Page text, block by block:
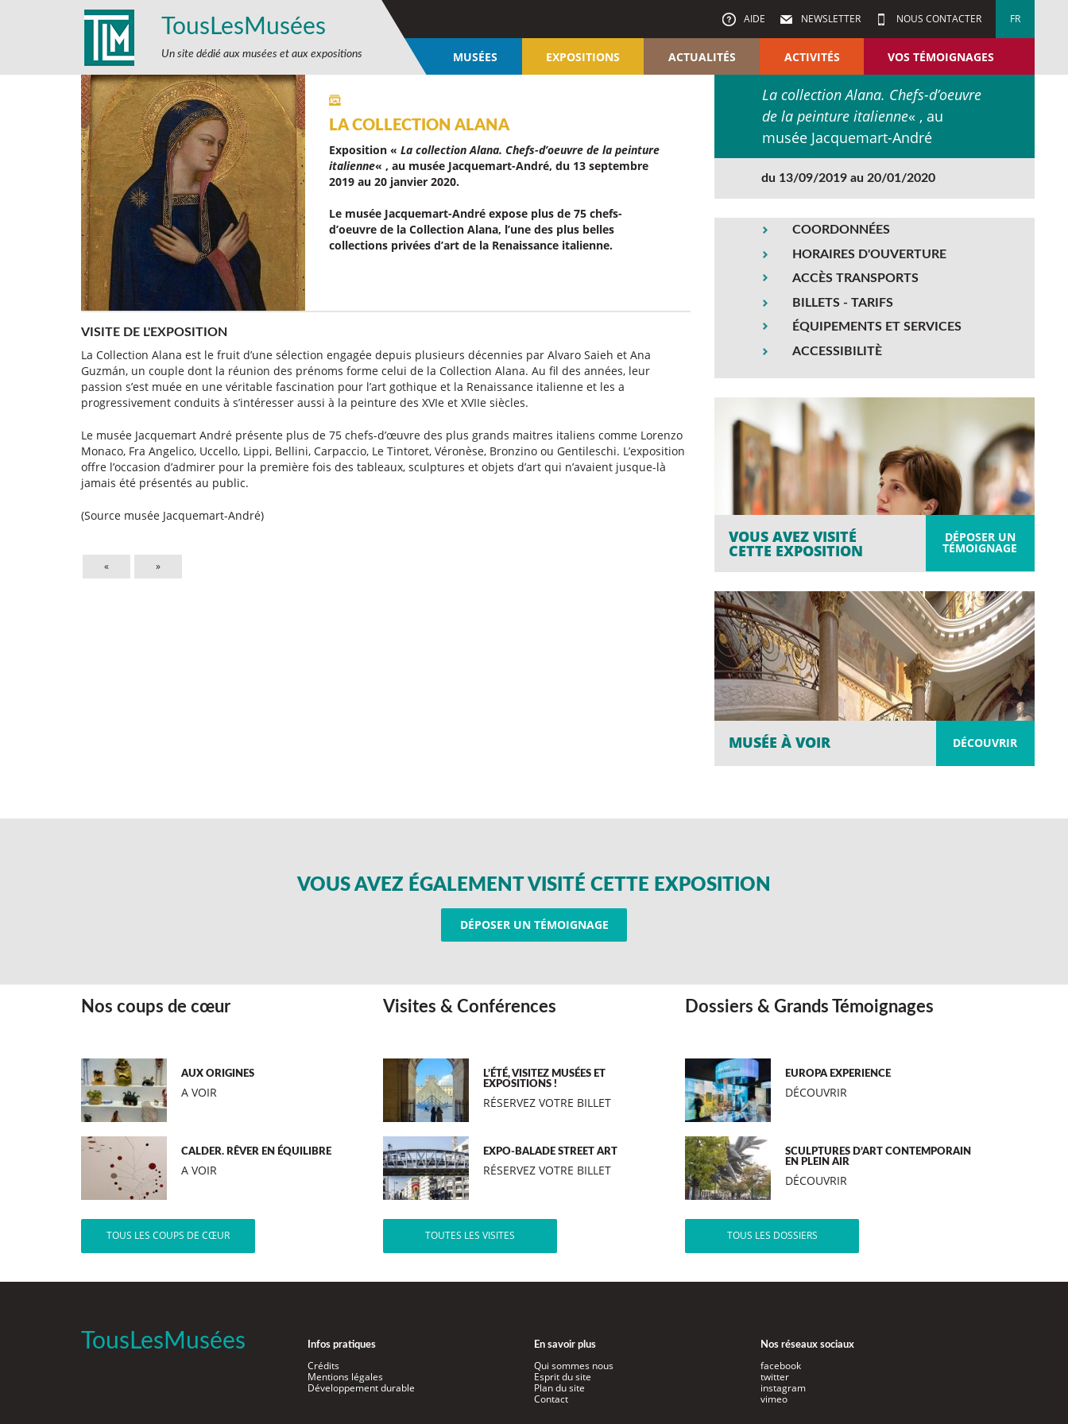
TousLesMusées
Un site dédié aux musées et aux expositions
AIDE NEWSLETTER NOUS CONTACTER FR
MUSÉES EXPOSITIONS ACTUALITÉS ACTIVITÉS VOS TÉMOIGNAGES
LA COLLECTION ALANA
Exposition « La collection Alana. Chefs-d’oeuvre de la peinture
italienne« , au musée Jacquemart-André, du 13 septembre
2019 au 20 janvier 2020.
Le musée Jacquemart-André expose plus de 75 chefs-
d’oeuvre de la Collection Alana, l’une des plus belles
collections privées d’art de la Renaissance italienne.
VISITE DE L'EXPOSITION
La Collection Alana est le fruit d’une sélection engagée depuis plusieurs décennies par Alvaro Saieh et Ana
Guzmán, un couple dont la réunion des prénoms forme celui de la Collection Alana. Au fil des années, leur
passion s’est muée en une véritable fascination pour l’art gothique et la Renaissance italienne et les a
progressivement conduits à s’intéresser aussi à la peinture des XVIe et XVIIe siècles.
Le musée Jacquemart André présente plus de 75 chefs-d’œuvre des plus grands maitres italiens comme Lorenzo
Monaco, Fra Angelico, Uccello, Lippi, Bellini, Carpaccio, Le Tintoret, Véronèse, Bronzino ou Gentileschi. L’exposition
offre l’occasion d’admirer pour la première fois des tableaux, sculptures et objets d’art qui n’avaient jusque-là
jamais été présentés au public.
(Source musée Jacquemart-André)
« »
La collection Alana. Chefs-d’oeuvre
de la peinture italienne« , au
musée Jacquemart-André
du 13/09/2019 au 20/01/2020
COORDONNÉES
HORAIRES D'OUVERTURE
ACCÈS TRANSPORTS
BILLETS - TARIFS
ÉQUIPEMENTS ET SERVICES
ACCESSIBILITÈ
DÉPOSER UN
TÉMOIGNAGE
VOUS AVEZ VISITÉ
CETTE EXPOSITION
DÉCOUVRIR
MUSÉE À VOIR
VOUS AVEZ ÉGALEMENT VISITÉ CETTE EXPOSITION
DÉPOSER UN TÉMOIGNAGE
Nos coups de cœur
AUX ORIGINES
A VOIR
CALDER. RÊVER EN ÉQUILIBRE
A VOIR
TOUS LES COUPS DE CŒUR
Visites & Conférences
L’ÉTÉ, VISITEZ MUSÉES ET
EXPOSITIONS !
RÉSERVEZ VOTRE BILLET
EXPO-BALADE STREET ART
RÉSERVEZ VOTRE BILLET
TOUTES LES VISITES
Dossiers & Grands Témoignages
EUROPA EXPERIENCE
DÉCOUVRIR
SCULPTURES D’ART CONTEMPORAIN
EN PLEIN AIR
DÉCOUVRIR
TOUS LES DOSSIERS
TousLesMusées Infos pratiques
Crédits
Mentions légales
Développement durable
En savoir plus
Qui sommes nous
Esprit du site
Plan du site
Contact
Nos réseaux sociaux
facebook
twitter
instagram
vimeo